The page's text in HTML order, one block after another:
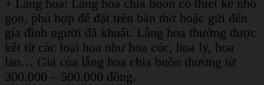
+ Lẵng hoa: Lẵng hoa chia buồn có thiết kế nhỏ
gọn, phù hợp để đặt trên bàn thờ hoặc gửi đến
gia đình người đã khuất. Lẵng hoa thường được
kết từ các loại hoa như hoa cúc, hoa ly, hoa
lan… Giá của lẵng hoa chia buồn thường từ
300.000 – 500.000 đồng.